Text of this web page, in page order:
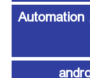
آموزش اتوماسیون صنعتی Automation